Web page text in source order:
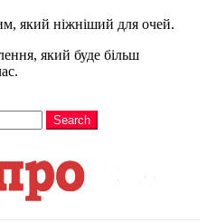
який ніжніший для очей.
який буде більш
Search